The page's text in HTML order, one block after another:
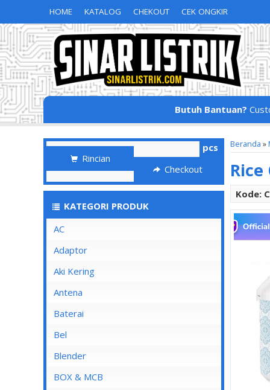
HOME KATALOG CHEKOUT CEK ONGKIR
Butuh Bantuan?
Beranda »
Rice
Kode:
pcs
Rincian
Checkout
KATEGORI PRODUK
AC
Adaptor
Aki Kering
Antena
Baterai
Bel
Blender
Blender Advance
BOX & MCB